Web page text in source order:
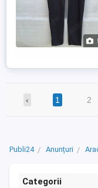
‹ 1 2
Publi24 Anunțuri
Categorii